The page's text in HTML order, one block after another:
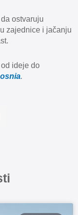
ostvaruju
zajednice i jačanju
ideje do
.